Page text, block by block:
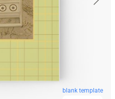
blank template